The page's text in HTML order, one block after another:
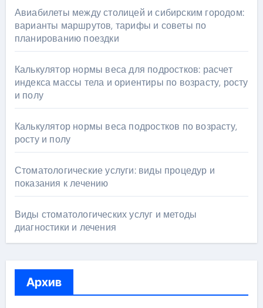
Авиабилеты между столицей и сибирским городом:
варианты маршрутов, тарифы и советы по
планированию поездки
Калькулятор нормы веса для подростков: расчет
индекса массы тела и ориентиры по возрасту, росту
и полу
Калькулятор нормы веса подростков по возрасту,
росту и полу
Стоматологические услуги: виды процедур и
показания к лечению
Виды стоматологических услуг и методы
диагностики и лечения
Архив